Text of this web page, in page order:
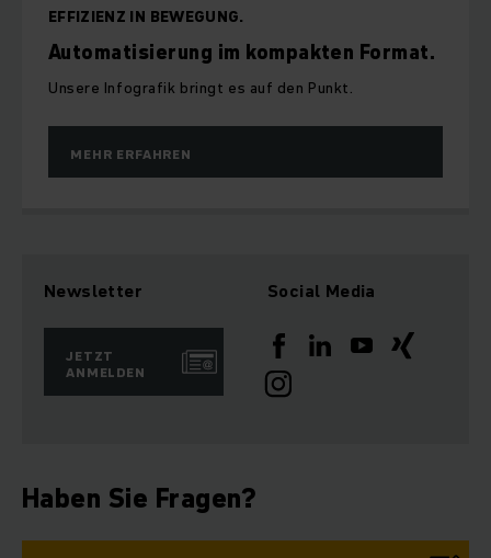
EFFIZIENZ IN BEWEGUNG.
Automatisierung im kompakten Format.
Unsere Infografik bringt es auf den Punkt.
MEHR ERFAHREN
Newsletter
JETZT
ANMELDEN
Social Media
Haben Sie Fragen?